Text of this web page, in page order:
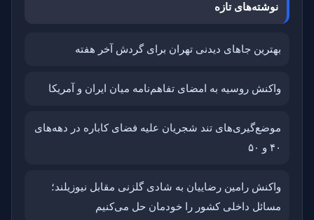
نوشته‌های تازه
بهترین جاهای دیدنی تهران برای گردش آخر هفته
واکنش روسیه به امضای تفاهم‌نامه میان ایران و آمریکا
موضع‌گیری‌های تند شجریان علیه فضای کاباره در دهه‌های
۴۰ و ۵۰
واکنش رامین رضاییان به شادی گلزنی مقابل نیوزیلند؛
مسائل داخلی کشور را خودمان حل می‌کنیم